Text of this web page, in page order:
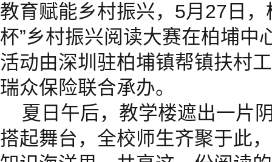
教育赋能乡村振兴，5月27日
杯”乡村振兴阅读大赛在柏埔中
活动由深圳驻柏埔镇帮镇扶村
瑞众保险联合承办。
夏日午后，教学楼遮出一片
搭起舞台，全校师生齐聚于此